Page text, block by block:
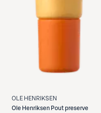
OLE HENRIKSEN
Ole Henriksen Pout preserve